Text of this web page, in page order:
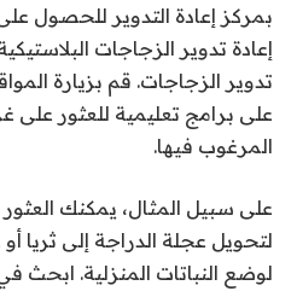
بمركز إعادة التدوير للحصول
إعادة تدوير الزجاجات
تدوير الزجاجات. قم بزيارة
على برامج تعليمية للعثور
المرغوب فيها.
على سبيل المثال، يمكنك
لتحويل عجلة الدراجة إلى ثريا أو
لوضع النباتات المنزلية. ابحث